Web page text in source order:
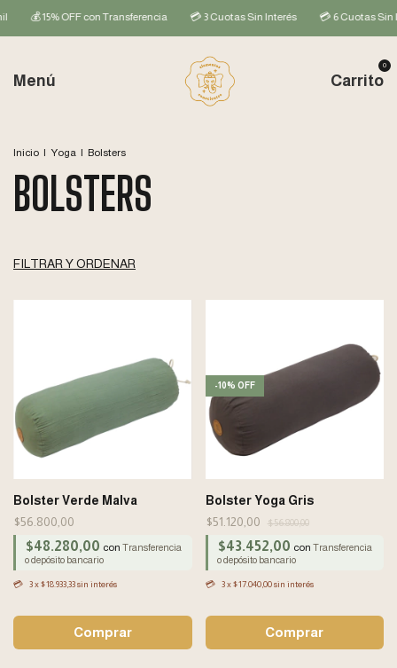
💰 15% OFF con Transferencia 💳 3 Cuotas Sin Interés 💳 6 Cuotas Sin
Menú Carrito
0
Inicio | Yoga | Bolsters
BOLSTERS
FILTRAR Y ORDENAR
Bolster Verde Malva
$56.800,00
$48.280,00 con Transferencia
o depósito bancario
3x$18.933,33sin interés
-10% OFF
Bolster Yoga Gris
$51.120,00
$56.800,00
$43.452,00 con Transferencia
o depósito bancario
3 x$17.040,00 sin interés